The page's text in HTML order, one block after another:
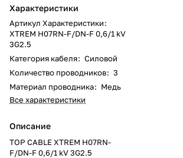
Характеристики
Артикул Характеристики:
XTREM H07RN-F/DN-F 0,6/1 kV
3G2.5
Категория кабеля: Силовой
Количество проводников: 3
Материал проводника: Медь
Все характеристики
Описание
TOP CABLE XTREM H07RN-
F/DN-F 0,6/1 kV 3G2.5